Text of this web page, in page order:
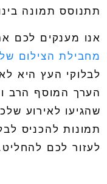
תתנוסס תמונה
אנו מענקים לכם
מחבילת הצילום
לבלוקי העץ היא
הערך המוסף הרב
שהגיעו לאירוע
תמונות להכניס
לעזור לכם